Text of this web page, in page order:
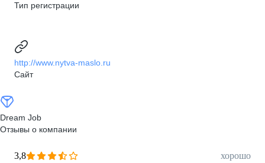
Тип регистрации
http://www.nytva-maslo.ru
Сайт
Dream Job
Отзывы о компании
3,8
хорошо